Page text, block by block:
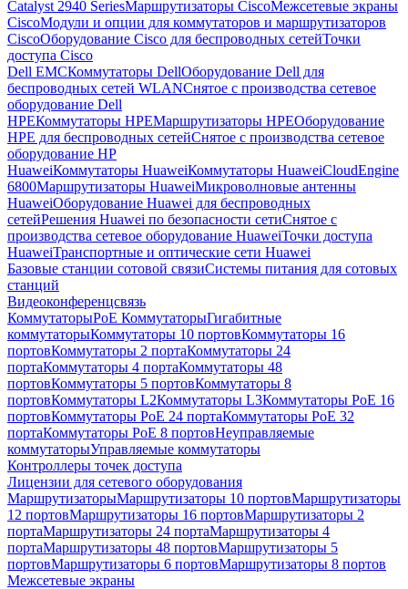
Catalyst 2940 SeriesМаршрутизаторы CiscoМежсетевые экраны
CiscoМодули и опции для коммутаторов и маршрутизаторов
CiscoОборудование Cisco для беспроводных сетейТочки
доступа Cisco
Dell EMCКоммутаторы DellОборудование Dell для
беспроводных сетей WLANСнятое с производства сетевое
оборудование Dell
HPEКоммутаторы HPEМаршрутизаторы HPEОборудование
HPE для беспроводных сетейСнятое с производства сетевое
оборудование HP
HuaweiКоммутаторы HuaweiКоммутаторы HuaweiCloudEngine
6800Маршрутизаторы HuaweiМикроволновые антенны
HuaweiОборудование Huawei для беспроводных
сетейРешения Huawei по безопасности сетиСнятое с
производства сетевое оборудование HuaweiТочки доступа
HuaweiТранспортные и оптические сети Huawei
Базовые станции сотовой связиСистемы питания для сотовых
станций
Видеоконференцсвязь
КоммутаторыPoE КоммутаторыГигабитные
коммутаторыКоммутаторы 10 портовКоммутаторы 16
портовКоммутаторы 2 портаКоммутаторы 24
портаКоммутаторы 4 портаКоммутаторы 48
портовКоммутаторы 5 портовКоммутаторы 8
портовКоммутаторы L2Коммутаторы L3Коммутаторы PoE 16
портовКоммутаторы PoE 24 портаКоммутаторы PoE 32
портаКоммутаторы PoE 8 портовНеуправляемые
коммутаторыУправляемые коммутаторы
Контроллеры точек доступа
Лицензии для сетевого оборудования
МаршрутизаторыМаршрутизаторы 10 портовМаршрутизаторы
12 портовМаршрутизаторы 16 портовМаршрутизаторы 2
портаМаршрутизаторы 24 портаМаршрутизаторы 4
портаМаршрутизаторы 48 портовМаршрутизаторы 5
портовМаршрутизаторы 6 портовМаршрутизаторы 8 портов
Межсетевые экраны